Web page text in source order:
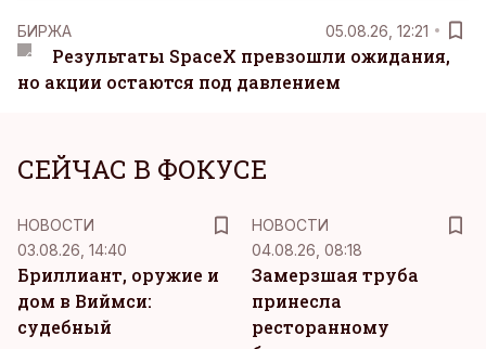
БИРЖА 05.08.26, 12:21
Результаты SpaceX превзошли ожидания,
но акции остаются под давлением
СЕЙЧАС В ФОКУСЕ
НОВОСТИ
03.08.26, 14:40
Бриллиант, оружие и
дом в Виймси:
судебный
НОВОСТИ
04.08.26, 08:18
Замерзшая труба
принесла
ресторанному